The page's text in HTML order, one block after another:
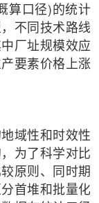
算口径)的统计
不同技术路线
厂址规模效应
要素价格上涨
域性和时效性
为了科学对比
原则、同时期
首堆和批量化